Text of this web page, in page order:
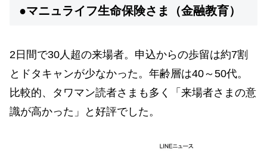
●マニュライフ生命保険さま（金融教育）
2日間で30人超の来場者。申込からの歩留は約7割
とドタキャンが少なかった。年齢層は40～50代。
比較的、タワマン読者さまも多く「来場者さまの意
識が高かった」と好評でした。